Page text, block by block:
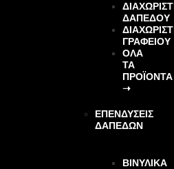
ΔΑΠΕΔΟΥ
ΓΡΑΦΕΙΟΥ
ΌΛΑ
ΤΑ
ΠΡΟΪΌΝΤΑ
➝
ΕΠΕΝΔΎΣΕΙΣ
ΔΑΠΈΔΩΝ
ΒΙΝΥΛΙΚΆ